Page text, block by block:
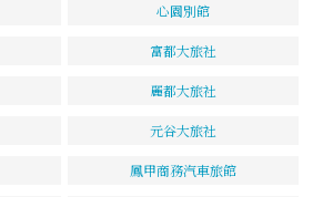
心園別館
富都大旅社
麗都大旅社
元谷大旅社
鳳甲商務汽車旅館